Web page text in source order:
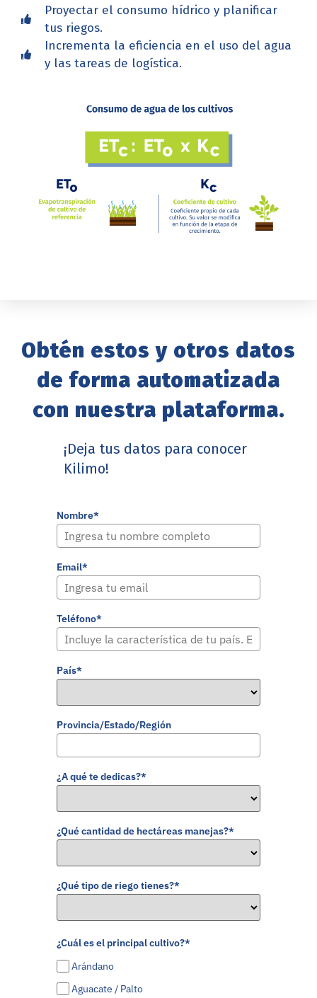
Proyectar el consumo hídrico y planificar
tus riegos.
Incrementa la eficiencia en el uso del agua
y las tareas de logística.
Obtén estos y otros datos
de forma automatizada
con nuestra plataforma.
¡Deja tus datos para conocer
Kilimo!
Nombre*
Email*
Teléfono*
País*
Provincia/Estado/Región
¿A qué te dedicas?*
¿Qué cantidad de hectáreas manejas?*
¿Qué tipo de riego tienes?*
¿Cuál es el principal cultivo?*
Arándano
Aguacate / Palto